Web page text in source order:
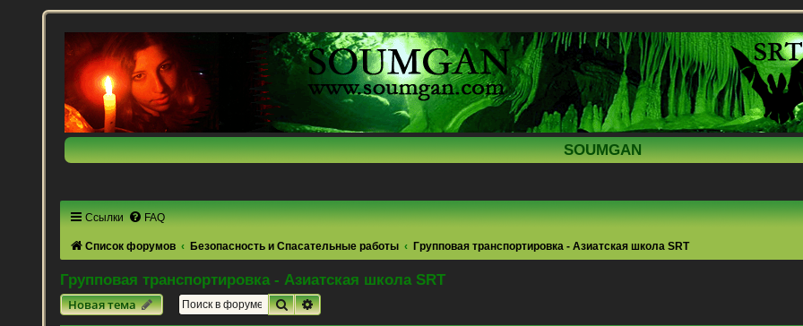
SOUMGAN
Ссылки FAQ
Список форумов Безопасность и Спасательные работы Групповая транспортировка - Азиатская школа SRT
Групповая транспортировка - Азиатская школа SRT
Новая тема
ПоискРасширенный поиск